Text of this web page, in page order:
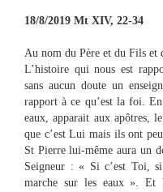
18/8/2019 Mt XIV, 22-34
Au nom du Père et du Fils et
L’histoire qui nous est
sans aucun doute un
rapport à ce qu’est la foi.
eaux, apparait aux apôtres,
que c’est Lui mais ils ont
St Pierre lui-même aura un
Seigneur : « Si c’est Toi,
marche sur les eaux ».